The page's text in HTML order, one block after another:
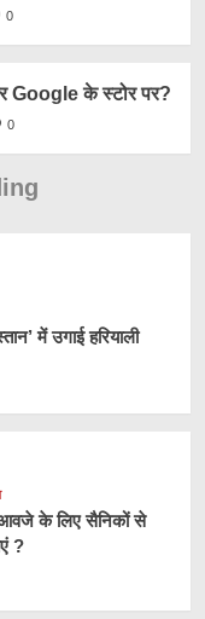
0
Google के स्टोर पर?
0
में उगाई हरियाली
के लिए सैनिकों से
?